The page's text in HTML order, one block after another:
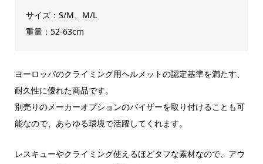
サイズ：S/M、M/L
重量：52-63cm
ヨーロッパのクライミング用ヘルメットの認定基準を満たす、
耐久性に優れた商品です。
別売りのメーカーオプションのバイザーを取り付けることも可
能なので、あらゆる環境で活躍してくれます。
レスキューやクライミング使えるほどタフな素材なので、アウ